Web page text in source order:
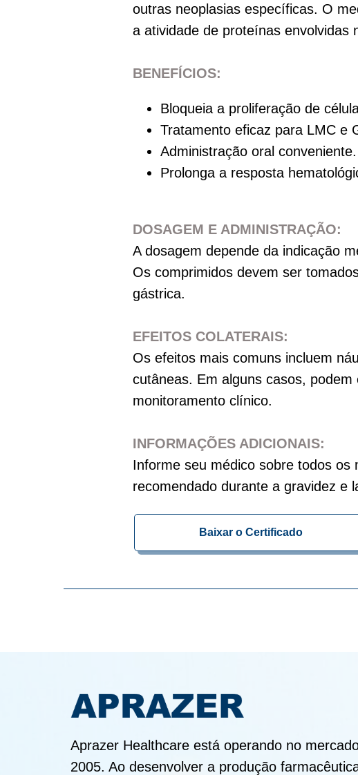
outras neoplasias específicas. O
a atividade de proteínas envolvidas
BENEFÍCIOS:
Bloqueia a proliferação de
Tratamento eficaz para LMC e
Administração oral conveniente.
Prolonga a resposta
DOSAGEM E ADMINISTRAÇÃO:
A dosagem depende da indicação
Os comprimidos devem ser
gástrica.
EFEITOS COLATERAIS:
Os efeitos mais comuns incluem
cutâneas. Em alguns casos,
monitoramento clínico.
INFORMAÇÕES ADICIONAIS:
Informe seu médico sobre todos
recomendado durante a gravidez e
Baixar o Certificado
Aprazer Healthcare está operando no
2005. Ao desenvolver a produção